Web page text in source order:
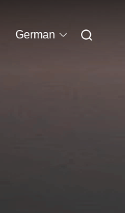
German